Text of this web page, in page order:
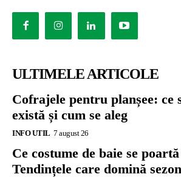
ULTIMELE ARTICOLE
Cofrajele pentru planșee: ce
există și cum se aleg
INFO UTIL 7 august 26
Ce costume de baie se
Tendințele care domină